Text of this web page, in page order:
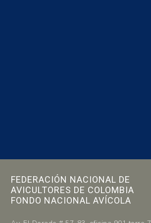
FEDERACIÓN NACIONAL DE
AVICULTORES DE COLOMBIA
FONDO NACIONAL AVÍCOLA